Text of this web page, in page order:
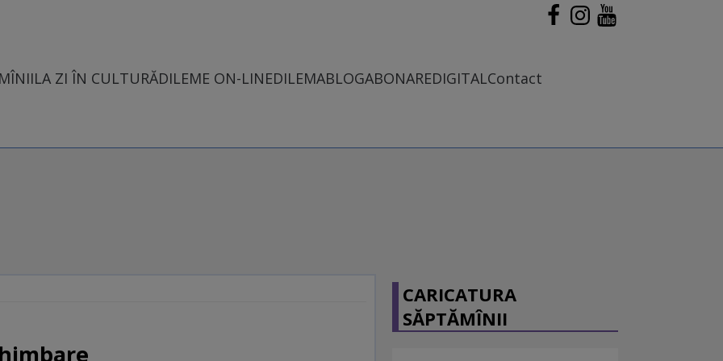
LA ZI ÎN CULTURĂDILEME ON-LINEDILEMABLOGABONAREDIGITALContact
CARICATURA
SĂPTĂMÎNII